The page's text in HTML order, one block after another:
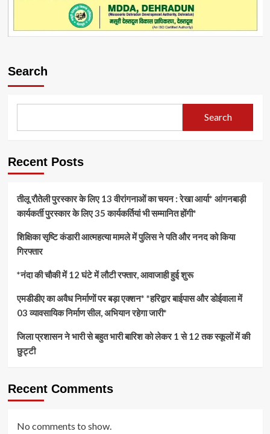
Search
Search
Recent Posts
तीलू रौतेली पुरस्कार के लिए 13 वीरांगनाओं का चयन : रेखा आर्या* आंगनबाड़ी
कार्यकर्ती पुरस्कार के लिए 35 कार्यकर्तियां भी सम्मानित होंगी*
शिक्षिका सृष्टि कंडारी आत्महत्या मामले में पुलिस ने पति और ननद को किया
गिरफ्तार
*नंदा की चौकी में 12 घंटे में लौटी रफ्तार, आवाजाही हुई शुरू
एमडीडीए का अवैध निर्माणों पर बड़ा एक्शन* *हरिद्वार बाईपास और डोईवाला में
03 व्यावसायिक निर्माण सील, अभियान रहेगा जारी*
जिला प्रशासन ने भारी से बहुत भारी बारिश को लेकर 1 से 12 तक स्कूलों में की
छुट्टी
Recent Comments
No comments to show.